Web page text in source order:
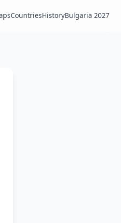
CountriesHistoryBulgaria 2027